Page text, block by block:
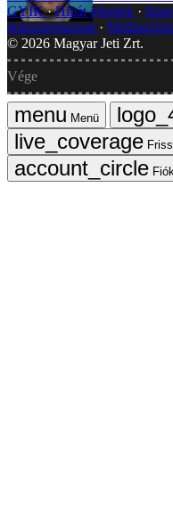
GYIK Hibát jelentek
dokumentumok
© 2026 Magyar Jeti Zrt.
Vége
Menü
Friss
Fiók